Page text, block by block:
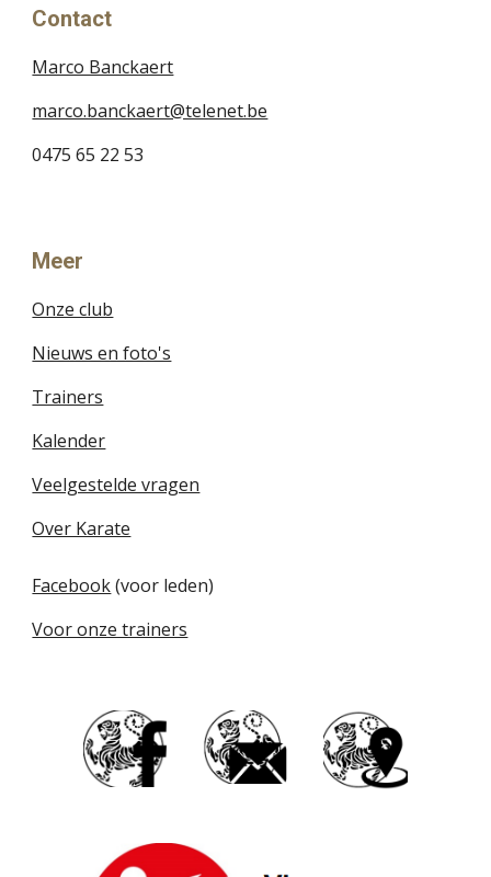
Contact
Marco Banckaert
marco.banckaert@telenet.be
0475 65 22 53
Meer
Onze club
Nieuws en foto's
Trainers
Kalender
Veelgestelde vragen
Over Karate
Facebook(voor leden)
Voor onze trainers